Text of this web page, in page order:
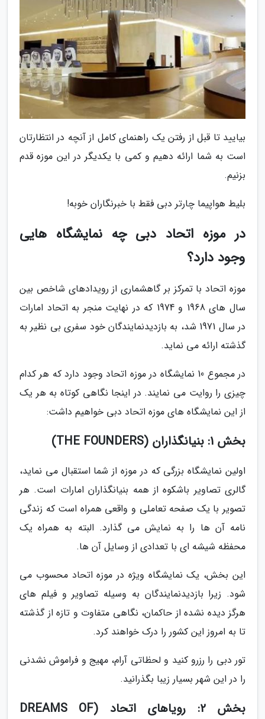
بیایید تا قبل از رفتن یک راهنمای کامل از آنچه در انتظارتان
است به شما ارائه دهیم و کمی با یکدیگر در این موزه قدم
بزنیم.
بلیط هواپیما چارتر دبی فقط با خبرنگاران خوبه!
در موزه اتحاد دبی چه نمایشگاه هایی
وجود دارد؟
موزه اتحاد با تمرکز بر گاهشماری از رویدادهای شاخص بین
سال های 1968 و 1974 که در نهایت منجر به اتحاد امارات
در سال 1971 شد، به بازدیدنمایندگان خود سفری بی نظیر به
گذشته ارائه می نماید.
در مجموع 10 نمایشگاه در موزه اتحاد وجود دارد که هر کدام
چیزی را روایت می نمایند. در اینجا نگاهی کوتاه به هر یک
از این نمایشگاه های موزه اتحاد دبی خواهیم داشت:
بخش 1: بنیانگذاران (THE FOUNDERS)
اولین نمایشگاه بزرگی که در موزه از شما استقبال می نماید،
گالری تصاویر باشکوه از همه بنیانگذاران امارات است. هر
تصویر با یک صفحه تعاملی و واقعی همراه است که زندگی
نامه آن ها را به نمایش می گذارد. البته به همراه یک
محفظه شیشه ای با تعدادی از وسایل آن ها.
این بخش، یک نمایشگاه ویژه در موزه اتحاد محسوب می
شود. زیرا بازدیدنمایندگان به وسیله تصاویر و فیلم های
هرگز دیده نشده از حاکمان، نگاهی متفاوت و تازه از گذشته
تا به امروز این کشور را درک خواهند کرد.
تور دبی را رزرو کنید و لحظاتی آرام، مهیج و فراموش نشدنی
را در این شهر بسیار زیبا بگذرانید.
بخش 2: رویاهای اتحاد (DREAMS OF